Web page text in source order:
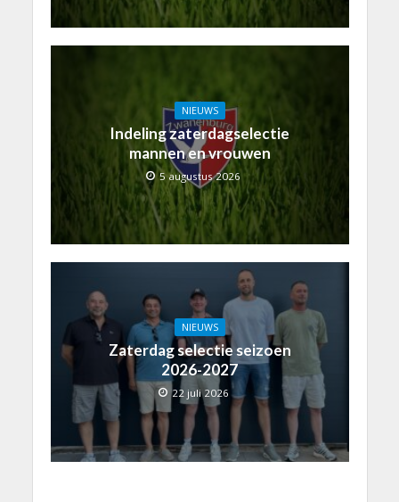
NIEUWS
Indeling zaterdagselectie
mannen en vrouwen
5 augustus 2026
NIEUWS
Zaterdag selectie seizoen
2026-2027
22 juli 2026